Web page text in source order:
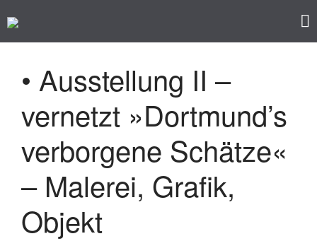
Programm
Künstler/ innen
Impressum
Datenschutz
• Ausstellung II –
vernetzt »Dortmund’s
verborgene Schätze«
– Malerei, Grafik,
Objekt